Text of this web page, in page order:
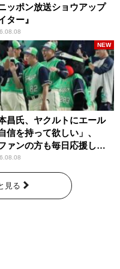
ニッポン放送ショウアップ
ター』
昌氏、ヤクルトにエール
自信を持って欲しい」、
ファンの方も毎日応援して
ています」
NEW
見る